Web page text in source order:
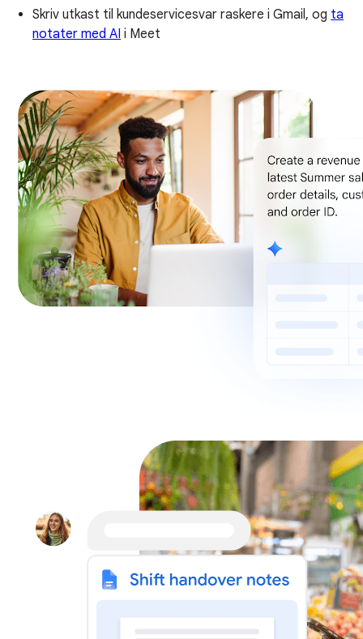
Skriv utkast til kundeservicesvar raskere i Gmail, og ta
notater med AI i Meet